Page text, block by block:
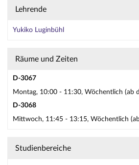
Lehrende
Yukiko Luginbühl
Räume und Zeiten
D-3067
Montag, 10:00 - 11:30, Wöchentlich (ab
D-3068
Mittwoch, 11:45 - 13:15, Wöchentlich
Studienbereiche